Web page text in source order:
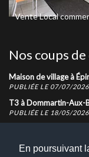
En poursuivant
VenteLocal
Nos coups
Maison de village à
PUBLIÉE LE 07/07/2026
T3 à Dommartin-Aux-
PUBLIÉE LE 18/05/2026